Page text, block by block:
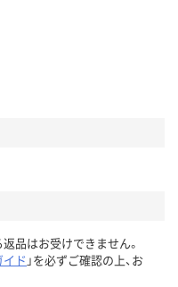
品はお受けできません。
ド 」を必ずご確認の上、お